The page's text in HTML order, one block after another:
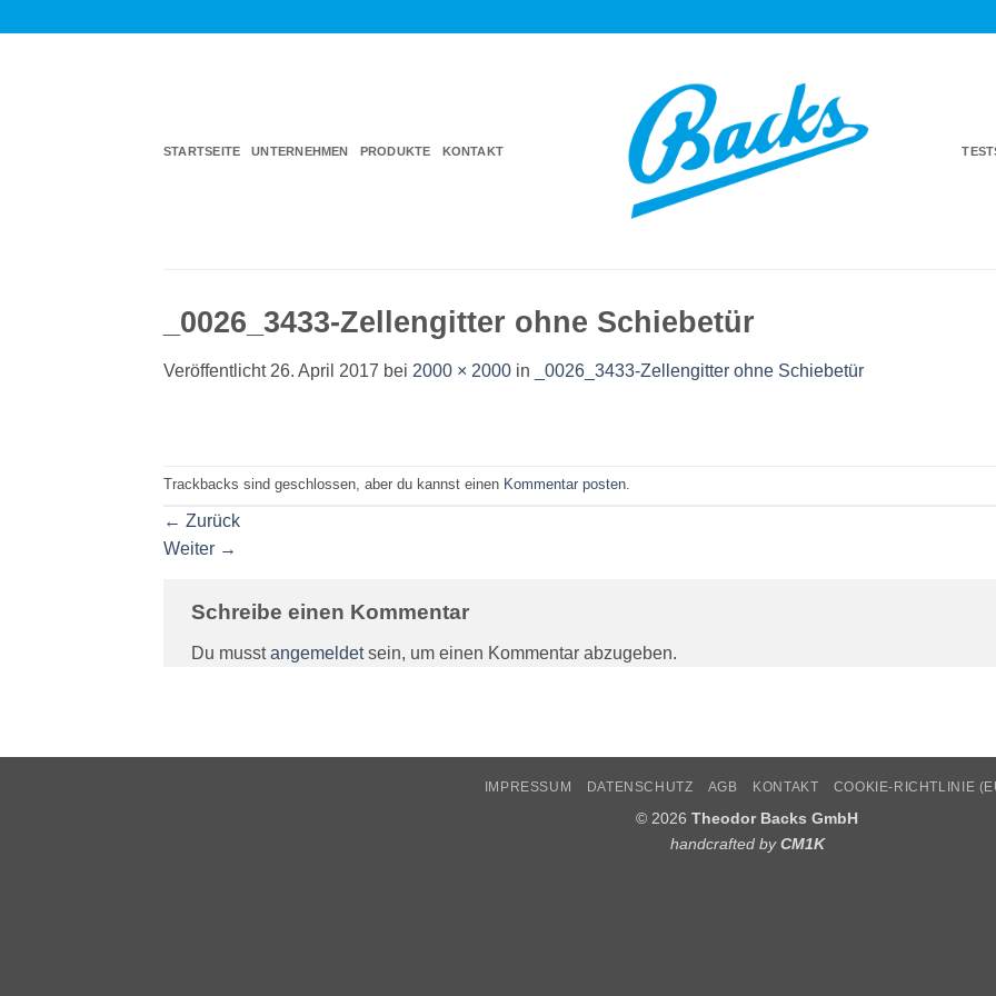
STARTSEITE UNTERNEHMEN PRODUKTE KONTAKT
_0026_3433-Zellengitter ohne Schiebetür
Veröffentlicht 26. April 2017 bei 2000 × 2000 in _0026_3433-Zellengitter ohne Schiebetür
Trackbacks sind geschlossen, aber du kannst einen Kommentar posten
← Zurück
Weiter →
Schreibe einen Kommentar
Du musstangemeldetsein, um einen Kommentar abzugeben.
IMPRESSUM DATENSCHUTZ AGB KONTAKT COOKIE-RICHTLINIE
© 2026 Theodor Backs GmbH
handcrafted byCM1K